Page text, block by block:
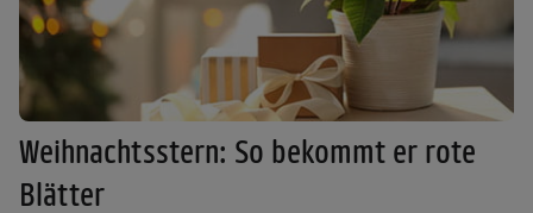
Weihnachtsstern: So bekommt er rote
Blätter